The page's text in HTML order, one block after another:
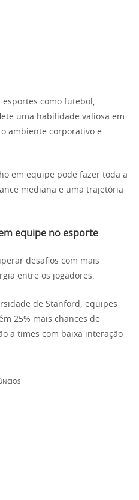
esportes como futebol,
uma habilidade valiosa em
ambiente corporativo e
em equipe pode fazer toda a
mediana e uma trajetória
equipe no esporte
desafios com mais
entre os jogadores.
de Stanford, equipes
25% mais chances de
a times com baixa interação